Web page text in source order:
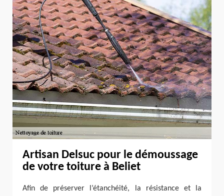
Artisan Delsuc pour le démoussage
de votre toiture à Beliet
Afin de préserver l’étanchéité, la résistance et la